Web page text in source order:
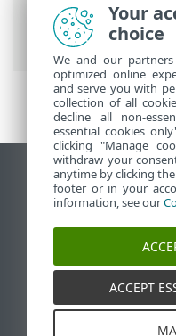
タスク >クライ
LiveGuardにファ
デスクトップサイ
End of Life
ESETナレッジベー
ESETフォーラム
ESET Status Portal
地域サポート
Your
choice
We and our
optimized online
and serve you with
collection of all
decline all non-
essential cookies
clicking "Manage
withdraw your
anytime by clicking
footer or in your
information, see our
ACCEPT